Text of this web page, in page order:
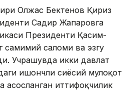
Олжас Бектенов Қирғиз
Садир Жапаровга
Президенти Қасим-
самимий саломи ва эзгу
Учрашувда икки давлат
ишончли сиёсий мулоқот
асосланган иттифоқчилик